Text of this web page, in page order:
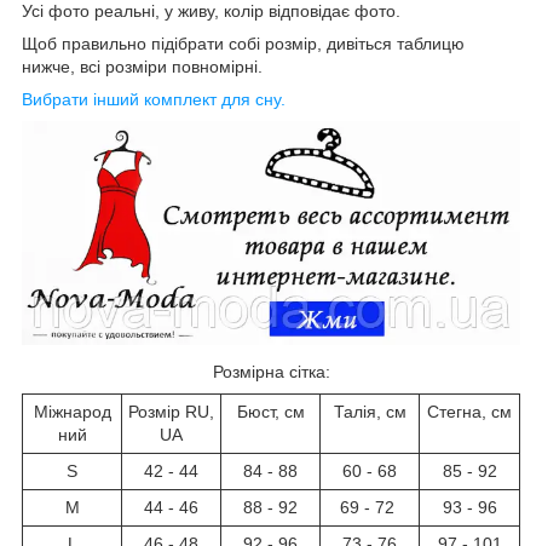
Усі фото реальні, у живу, колір відповідає фото.
Щоб правильно підібрати собі розмір, дивіться таблицю
нижче, всі розміри повномірні.
Вибрати інший комплект для сну.
Розмірна сітка:
Міжнарод
ний
Розмір RU,
UA
Бюст, см Талія, см Стегна, см
S 42 - 44 84 - 88 60 - 68
85 - 92
M
44 - 46 88 - 92 69 - 72
93 - 96